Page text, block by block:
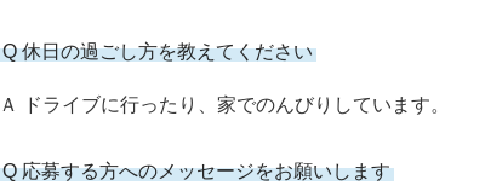
Q 休日の過ごし方を教えてください
Ａ ドライブに行ったり、家でのんびりしています。
Q 応募する方へのメッセージをお願いします